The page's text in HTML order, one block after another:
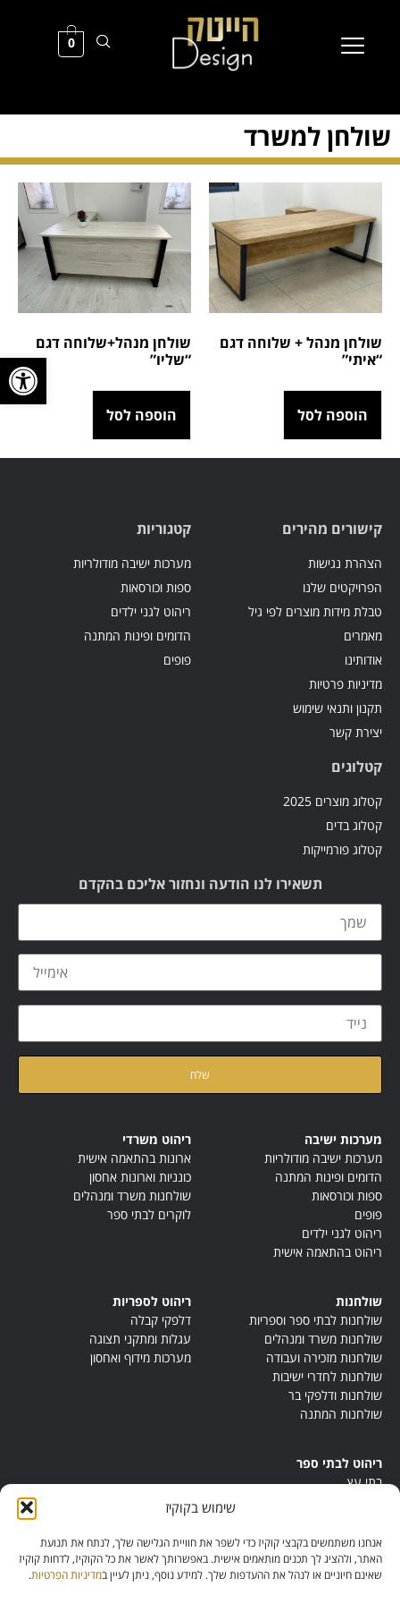
פתח
שימוש בקוקיז
אנחנו משתמשים בקבצי קוקיז כדי לשפר את חוויית הגלישה שלך, לנתח את תנועת
האתר, ולהציג לך תכנים מותאמים אישית. באפשרותך לאשר את כל הקוקיז, לדחות קוקיז
שאינם חיוניים או לנהל את ההעדפות שלך. למידע נוסף, ניתן לעיין במדיניות הפרטיות.
0
שולחן למשרד
שולחן מנהל + שלוחה דגם
“איתי”
הוספה לסל
שולחן מנהל+שלוחה דגם
“שליו”
הוספה לסל
קישורים מהירים
הצהרת נגישות
הפרויקטים שלנו
טבלת מידות מוצרים לפי גיל
מאמרים
אודותינו
מדיניות פרטיות
תקנון ותנאי שימוש
יצירת קשר
קטגוריות
מערכות ישיבה מודולריות
ספות וכורסאות
ריהוט לגני ילדים
הדומים ופינות המתנה
פופים
קטלוגים
קטלוג מוצרים 2025
קטלוג בדים
קטלוג פורמייקות
תשאירו לנו הודעה ונחזור אליכם בהקדם
מערכות ישיבה
מערכות ישיבה מודולריות
הדומים ופינות המתנה
ספות וכורסאות
פופים
ריהוט לגני ילדים
ריהוט בהתאמה אישית
ריהוט משרדי
ארונות בהתאמה אישית
כונניות וארונות אחסון
שולחנות משרד ומנהלים
לוקרים לבתי ספר
שולחנות
שולחנות לבתי ספר וספריות
שולחנות משרד ומנהלים
שולחנות מזכירה ועבודה
שולחנות לחדרי ישיבות
שולחנות ודלפקי בר
שולחנות המתנה
ריהוט לספריות
דלפקי קבלה
עגלות ומתקני תצוגה
מערכות מידוף ואחסון
ריהוט לבתי ספר
בתי עץ
ריהוט מונטסורי
ריהוט אנתרופוסופי